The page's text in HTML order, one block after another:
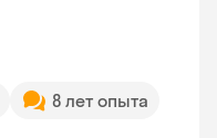
8 лет опыта